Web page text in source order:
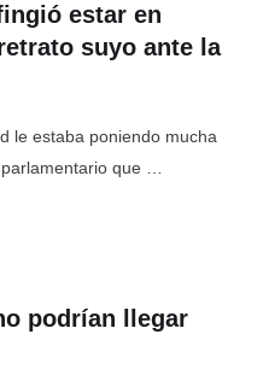
estar en
suyo ante la
le estaba poniendo mucha
que …
podrían llegar